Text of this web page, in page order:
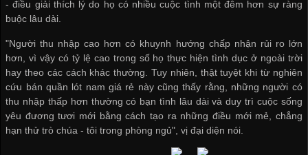
- điều giải thích lý do họ có nhiều cuộc tình một đêm hơn sự ràng
buộc lâu dài.
"Người thu nhập cao hơn có khuynh hướng chấp nhận rủi ro lớn
hơn, vì vậy có tỷ lệ cao trong số họ thực hiện tình dục ở ngoài trời
hay theo các cách khác thường. Tuy nhiên, thật tuyệt khi từ nghiên
cứu bán quần lót nam giá rẻ này cũng thấy rằng, những người có
thu nhập thấp hơn thường có bạn tình lâu dài và duy trì cuộc sống
yêu đương tươi mới bằng cách tạo ra những điều mới mẻ, chẳng
hạn thử trò chúa - tôi trong phòng ngủ", vị đại diện nói.